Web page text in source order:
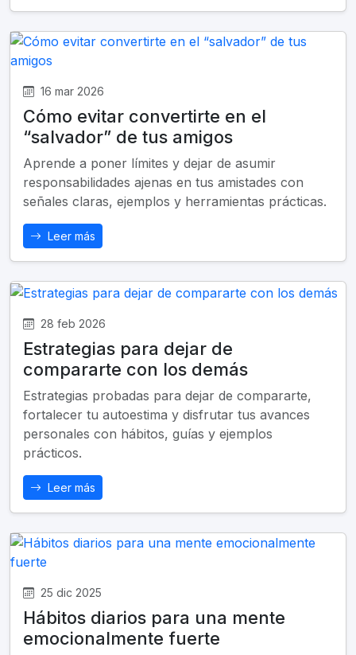
16 mar 2026
Cómo evitar convertirte en el
“salvador” de tus amigos
Aprende a poner límites y dejar de asumir
responsabilidades ajenas en tus amistades con
señales claras, ejemplos y herramientas prácticas.
Leer más
28 feb 2026
Estrategias para dejar de
compararte con los demás
Estrategias probadas para dejar de compararte,
fortalecer tu autoestima y disfrutar tus avances
personales con hábitos, guías y ejemplos
prácticos.
Leer más
25 dic 2025
Hábitos diarios para una mente
emocionalmente fuerte